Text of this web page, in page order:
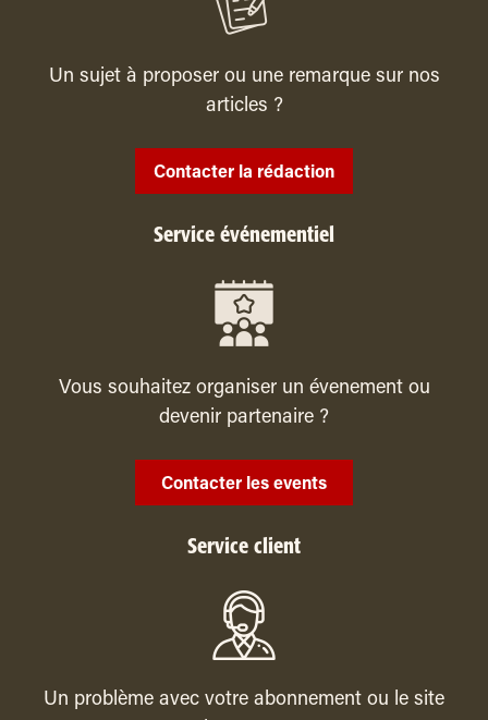
Un sujet à proposer ou une remarque sur nos
articles ?
Contacter la rédaction
Service événementiel
Vous souhaitez organiser un évenement ou
devenir partenaire ?
Contacter les events
Service client
Un problème avec votre abonnement ou le site